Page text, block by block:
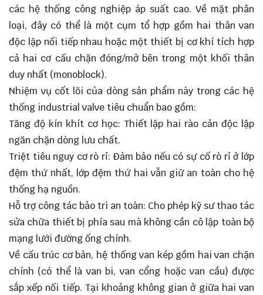
các hệ thống công nghiệp áp suất cao. Về mặt phân
loại, đây có thể là một cụm tổ hợp gồm hai thân van
độc lập nối tiếp nhau hoặc một thiết bị cơ khí tích hợp
cả hai cơ cấu chặn đóng/mở bên trong một khối thân
duy nhất (monoblock).
Nhiệm vụ cốt lõi của dòng sản phẩm này trong các hệ
thống industrial valve tiêu chuẩn bao gồm:
Tăng độ kín khít cơ học: Thiết lập hai rào cản độc lập
ngăn chặn dòng lưu chất.
Triệt tiêu nguy cơ rò rỉ: Đảm bảo nếu có sự cố rò rỉ ở lớp
đệm thứ nhất, lớp đệm thứ hai vẫn giữ an toàn cho hệ
thống hạ nguồn.
Hỗ trợ công tác bảo trì an toàn: Cho phép kỹ sư thao tác
sửa chữa thiết bị phía sau mà không cần cô lập toàn bộ
mạng lưới đường ống chính.
Về cấu trúc cơ bản, hệ thống van kép gồm hai van chặn
chính (có thể là van bi, van cổng hoặcvan cầu) được
sắp xếp nối tiếp. Tại khoảng không gian ở giữa hai van